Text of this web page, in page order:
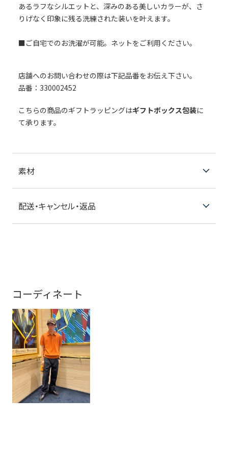
あるラフなシルエットと、深みのある美しいカラーが、さ
りげなく印象に残る洗練された装いを叶えます。
■ご自宅でのお洗濯が可能。ネットをご利用ください。
店舗へのお問い合わせの際は下記品番をお伝え下さい。
品番：330002452
こちらの商品のギフトラッピングはギフトボックス包装に
て承ります。
素材
配送・キャンセル・返品
コーディネート